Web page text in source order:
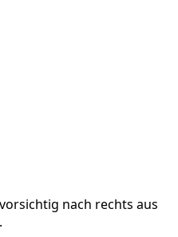
nach rechts aus